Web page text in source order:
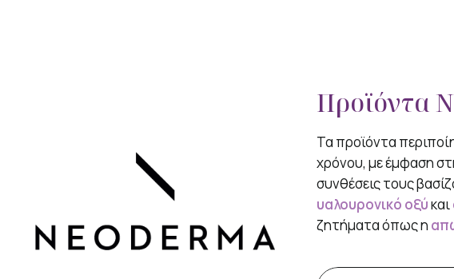
Προϊόντα
Τα προϊόντα
χρόνου, με έμφαση
συνθέσεις τους
υαλουρονικό οξύκαι
ζητήματα όπως η